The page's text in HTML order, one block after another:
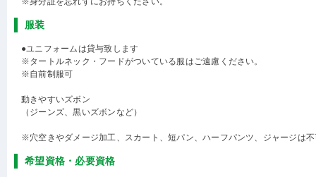
服装
●ユニフォームは貸与致します
※タートルネック・フードがついている服はご遠慮ください。
※自前制服可
動きやすいズボン
（ジーンズ、黒いズボンなど）
※穴空きやダメージ加工、スカート、短パン、ハーフパンツ、ジャージは
希望資格・必要資格